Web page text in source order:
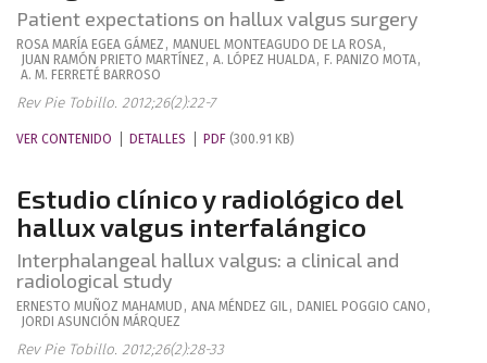
Patient expectations on hallux valgus surgery
ROSA MARÍA EGEA GÁMEZ , MANUEL MONTEAGUDO DE LA ROSA,
JUAN RAMÓN PRIETO MARTÍNEZ , A. LÓPEZ HUALDA, F. PANIZO MOTA,
A. M. FERRETÉ BARROSO
Rev Pie Tobillo. 2012;26(2):22-7
VER CONTENIDO DETALLES PDF (300.91 KB)
Estudio clínico y radiológico del
hallux valgus interfalángico
Interphalangeal hallux valgus: a clinical and
radiological study
ERNESTO MUÑOZ MAHAMUD , ANA MÉNDEZ GIL, DANIEL POGGIO CANO ,
JORDI ASUNCIÓN MÁRQUEZ
Rev Pie Tobillo. 2012;26(2):28-33